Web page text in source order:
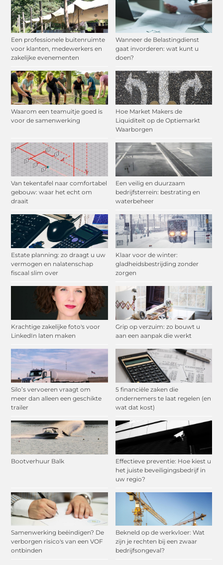
Een professionele buitenruimte
voor klanten, medewerkers en
zakelijke evenementen
Wanneer de Belastingdienst
gaat invorderen: wat kunt u
doen?
Waarom een teamuitje goed is
voor de samenwerking
Hoe Market Makers de
Liquiditeit op de Optiemarkt
Waarborgen
Van tekentafel naar comfortabel
gebouw: waar het echt om
draait
Een veilig en duurzaam
bedrijfsterrein: bestrating en
waterbeheer
Estate planning: zo draagt u uw
vermogen en nalatenschap
fiscaal slim over
Klaar voor de winter:
gladheidsbestrijding zonder
zorgen
Krachtige zakelijke foto's voor
LinkedIn laten maken
Grip op verzuim: zo bouwt u
aan een aanpak die werkt
Silo’s vervoeren vraagt om
meer dan alleen een geschikte
trailer
5 financiële zaken die
ondernemers te laat regelen (en
wat dat kost)
Bootverhuur Balk
Effectieve preventie: Hoe kiest u
het juiste beveiligingsbedrijf in
uw regio?
Samenwerking beëindigen? De
verborgen risico's van een VOF
ontbinden
Bekneld op de werkvloer: Wat
zijn je rechten bij een zwaar
bedrijfsongeval?